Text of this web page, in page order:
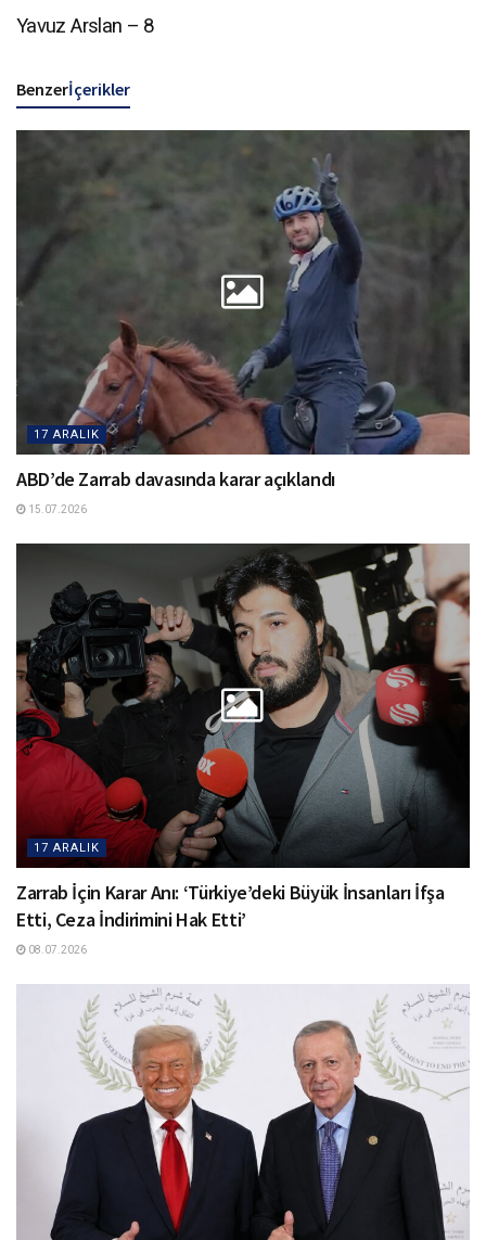
Yavuz Arslan – 8
Benzerİçerikler
17 ARALIK
ABD’de Zarrab davasında karar açıklandı
15.07.2026
17 ARALIK
Zarrab İçin Karar Anı: ‘Türkiye’deki Büyük İnsanları İfşa
Etti, Ceza İndirimini Hak Etti’
08.07.2026